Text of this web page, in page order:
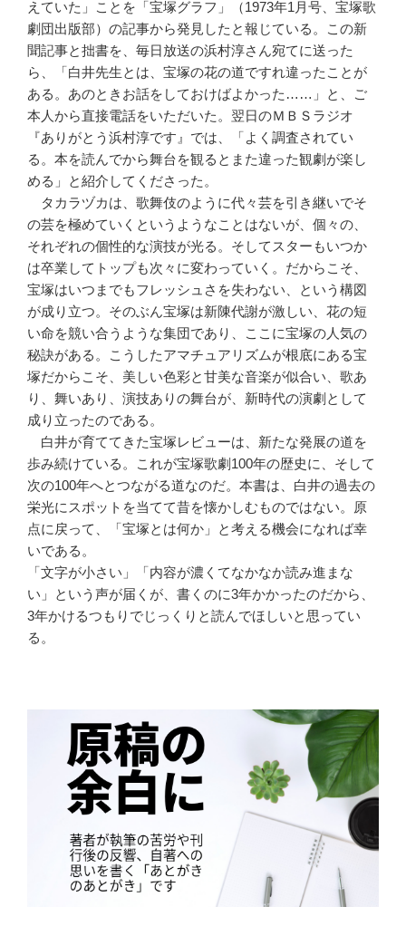
えていた」ことを「宝塚グラフ」（1973年1月号、宝塚歌
劇団出版部）の記事から発見したと報じている。この新
聞記事と拙書を、毎日放送の浜村淳さん宛てに送った
ら、「白井先生とは、宝塚の花の道ですれ違ったことが
ある。あのときお話をしておけばよかった……」と、ご
本人から直接電話をいただいた。翌日のＭＢＳラジオ
『ありがとう浜村淳です』では、「よく調査されてい
る。本を読んでから舞台を観るとまた違った観劇が楽し
める」と紹介してくださった。
タカラヅカは、歌舞伎のように代々芸を引き継いでそ
の芸を極めていくというようなことはないが、個々の、
それぞれの個性的な演技が光る。そしてスターもいつか
は卒業してトップも次々に変わっていく。だからこそ、
宝塚はいつまでもフレッシュさを失わない、という構図
が成り立つ。そのぶん宝塚は新陳代謝が激しい、花の短
い命を競い合うような集団であり、ここに宝塚の人気の
秘訣がある。こうしたアマチュアリズムが根底にある宝
塚だからこそ、美しい色彩と甘美な音楽が似合い、歌あ
り、舞いあり、演技ありの舞台が、新時代の演劇として
成り立ったのである。
白井が育ててきた宝塚レビューは、新たな発展の道を
歩み続けている。これが宝塚歌劇100年の歴史に、そして
次の100年へとつながる道なのだ。本書は、白井の過去の
栄光にスポットを当てて昔を懐かしむものではない。原
点に戻って、「宝塚とは何か」と考える機会になれば幸
いである。
「文字が小さい」「内容が濃くてなかなか読み進まな
い」という声が届くが、書くのに3年かかったのだから、
3年かけるつもりでじっくりと読んでほしいと思ってい
る。